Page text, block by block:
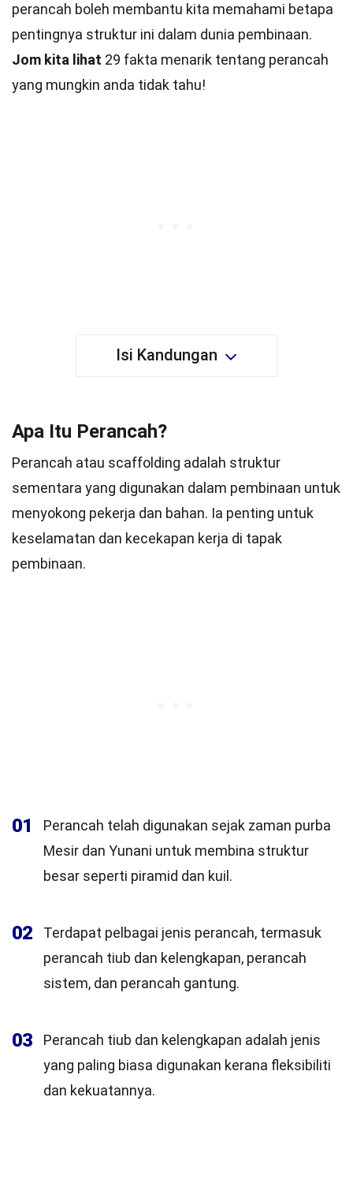
perancah boleh membantu kita memahami betapa
pentingnya struktur ini dalam dunia pembinaan.
Jom kita lihat 29 fakta menarik tentang perancah
yang mungkin anda tidak tahu!
Isi Kandungan
Apa Itu Perancah?
Perancah atau scaffolding adalah struktur
sementara yang digunakan dalam pembinaan untuk
menyokong pekerja dan bahan. Ia penting untuk
keselamatan dan kecekapan kerja di tapak
pembinaan.
01
Perancah telah digunakan sejak zaman purba
Mesir dan Yunani untuk membina struktur
besar seperti piramid dan kuil.
02
Terdapat pelbagai jenis perancah, termasuk
perancah tiub dan kelengkapan, perancah
sistem, dan perancah gantung.
03
Perancah tiub dan kelengkapan adalah jenis
yang paling biasa digunakan kerana fleksibiliti
dan kekuatannya.